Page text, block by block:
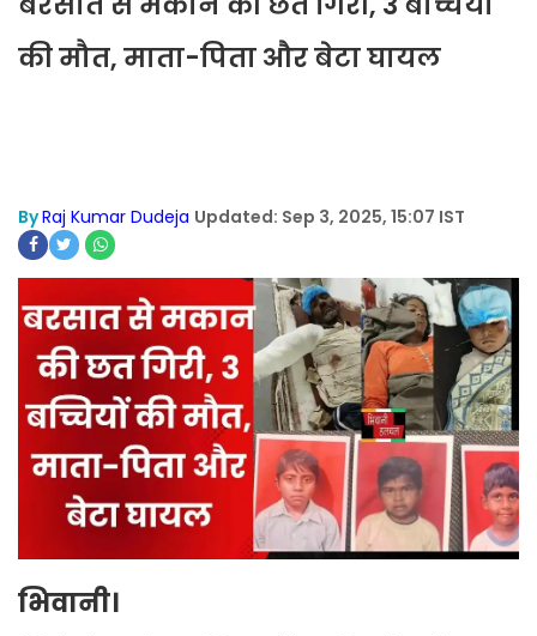
की मौत,माता-पिता और बेटा घायल
ByRaj Kumar Dudeja Updated: Sep 3, 2025, 15:07 IST
भिवानी।